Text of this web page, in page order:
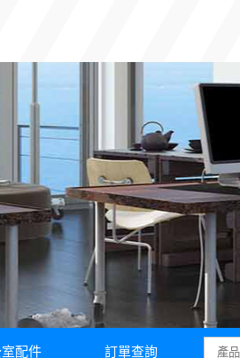
配件 訂單查詢